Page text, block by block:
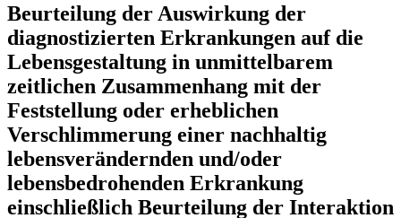
Beurteilung der Auswirkung der
diagnostizierten Erkrankungen auf die
Lebensgestaltung in unmittelbarem
zeitlichen Zusammenhang mit der
Feststellung oder erheblichen
Verschlimmerung einer nachhaltig
lebensverändernden und/oder
lebensbedrohenden Erkrankung
einschließlich Beurteilung der Interaktion